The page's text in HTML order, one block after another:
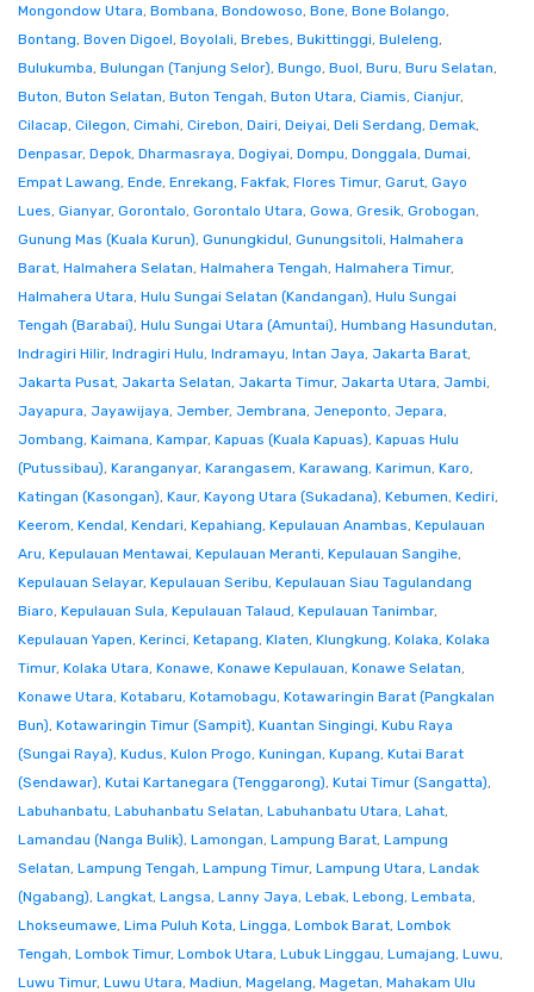
Mongondow Utara, Bombana, Bondowoso, Bone, Bone Bolango,
Bontang, Boven Digoel, Boyolali, Brebes, Bukittinggi, Buleleng,
Bulukumba, Bulungan (Tanjung Selor), Bungo, Buol, Buru, Buru Selatan,
Buton, Buton Selatan, Buton Tengah, Buton Utara, Ciamis, Cianjur,
Cilacap, Cilegon, Cimahi, Cirebon, Dairi, Deiyai, Deli Serdang, Demak,
Denpasar, Depok, Dharmasraya, Dogiyai, Dompu, Donggala, Dumai,
Empat Lawang, Ende, Enrekang, Fakfak, Flores Timur, Garut, Gayo
Lues, Gianyar, Gorontalo, Gorontalo Utara, Gowa, Gresik, Grobogan,
Gunung Mas (Kuala Kurun), Gunungkidul, Gunungsitoli, Halmahera
Barat, Halmahera Selatan, Halmahera Tengah, Halmahera Timur,
Halmahera Utara, Hulu Sungai Selatan (Kandangan), Hulu Sungai
Tengah (Barabai), Hulu Sungai Utara (Amuntai), Humbang Hasundutan,
Indragiri Hilir, Indragiri Hulu, Indramayu, Intan Jaya, Jakarta Barat,
Jakarta Pusat, Jakarta Selatan, Jakarta Timur, Jakarta Utara, Jambi,
Jayapura, Jayawijaya, Jember, Jembrana, Jeneponto, Jepara,
Jombang, Kaimana, Kampar, Kapuas (Kuala Kapuas), Kapuas Hulu
(Putussibau), Karanganyar, Karangasem, Karawang, Karimun, Karo,
Katingan (Kasongan), Kaur, Kayong Utara (Sukadana), Kebumen, Kediri,
Keerom, Kendal, Kendari, Kepahiang, Kepulauan Anambas, Kepulauan
Aru, Kepulauan Mentawai, Kepulauan Meranti, Kepulauan Sangihe,
Kepulauan Selayar, Kepulauan Seribu, Kepulauan Siau Tagulandang
Biaro, Kepulauan Sula, Kepulauan Talaud, Kepulauan Tanimbar,
Kepulauan Yapen, Kerinci, Ketapang, Klaten, Klungkung, Kolaka, Kolaka
Timur, Kolaka Utara, Konawe, Konawe Kepulauan, Konawe Selatan,
Konawe Utara, Kotabaru, Kotamobagu, Kotawaringin Barat (Pangkalan
Bun), Kotawaringin Timur (Sampit), Kuantan Singingi, Kubu Raya
(Sungai Raya), Kudus, Kulon Progo, Kuningan, Kupang, Kutai Barat
(Sendawar), Kutai Kartanegara (Tenggarong), Kutai Timur (Sangatta),
Labuhanbatu, Labuhanbatu Selatan, Labuhanbatu Utara, Lahat,
Lamandau (Nanga Bulik), Lamongan, Lampung Barat, Lampung
Selatan, Lampung Tengah, Lampung Timur, Lampung Utara, Landak
(Ngabang), Langkat, Langsa, Lanny Jaya, Lebak, Lebong, Lembata,
Lhokseumawe, Lima Puluh Kota, Lingga, Lombok Barat, Lombok
Tengah, Lombok Timur, Lombok Utara, Lubuk Linggau, Lumajang, Luwu,
Luwu Timur, Luwu Utara, Madiun, Magelang, Magetan, Mahakam Ulu